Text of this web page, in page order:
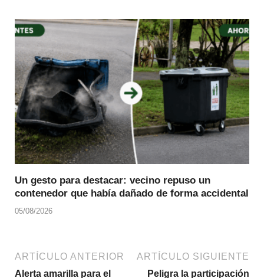
Un gesto para destacar: vecino repuso un
contenedor que había dañado de forma accidental
05/08/2026
ARTÍCULO ANTERIOR
Alerta amarilla para el
ARTÍCULO SIGUIENTE
Peligra la participación